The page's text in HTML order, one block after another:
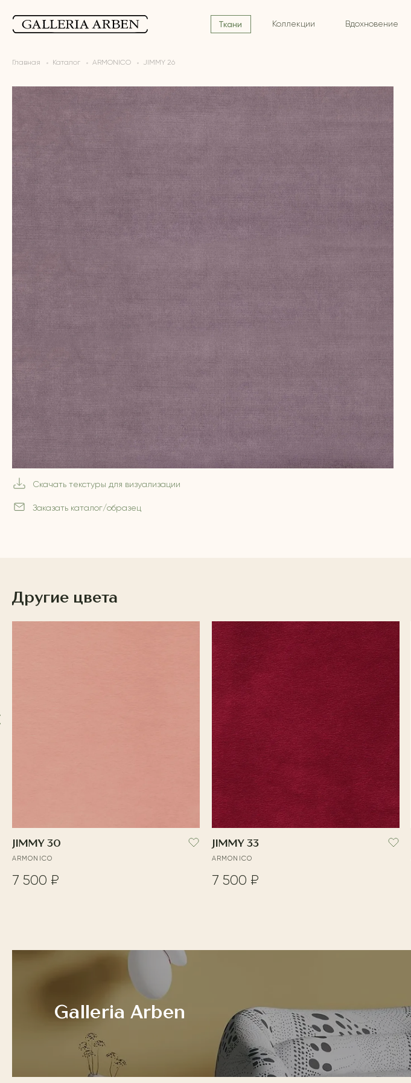
Ткани Коллекции Вдохновение
Главная Каталог ARMONICO JIMMY 26
Скачать текстуры для визуализации
Заказать каталог/образец
Другие цвета
JIMMY 30
ARMONICO
7 500 ₽
JIMMY 33
ARMONICO
7 500 ₽
Galleria Arben